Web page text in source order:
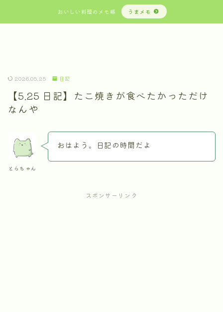
おいしい料理のメモ帳 うまメモ
2026.05.25 日記
【5.25 日記】たこ焼きが食べたかっただけ
なんや
とらちゃん
おはよう。日記の時間だよ
スポンサーリンク